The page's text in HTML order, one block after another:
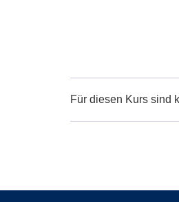
Für diesen Kurs sind